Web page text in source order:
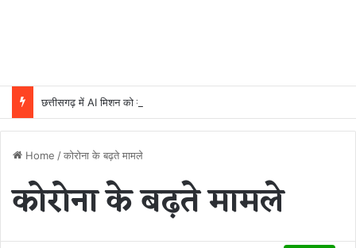
छत्तीसगढ़ में AI मिशन को मंजूरी, 5 वर्षों में 500 करोड़ रुपये होंगे खर्च
Home /कोरोना के बढ़ते मामले
कोरोना के बढ़ते मामले